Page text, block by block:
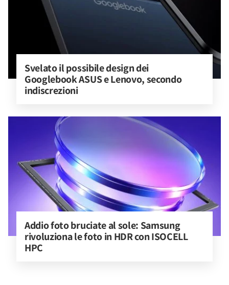
Svelato il possibile design dei
Googlebook ASUS e Lenovo, secondo
indiscrezioni
Addio foto bruciate al sole: Samsung
rivoluziona le foto in HDR con ISOCELL
HPC